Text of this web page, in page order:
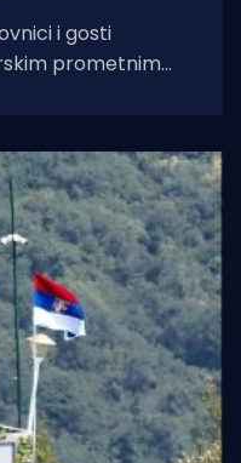
i gosti
prometnim